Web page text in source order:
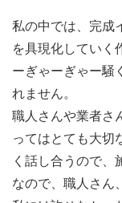
私の中では、完成
を具現化していく
ーぎゃーぎゃー騒
れません。
職人さんや業者さ
ってはとても大切
く話し合うので、
なので、職人さん